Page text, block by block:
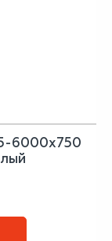
6000х750